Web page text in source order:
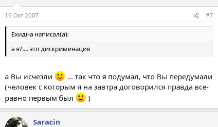
19 Окт 2007 #7
Ехидна написал(а):
а я?.... это дискриминация
а Вы исчезли
... так что я подумал, что Вы передумали
(человек с которым я на завтра договорился правда все-
равно первым был
)
Saracin